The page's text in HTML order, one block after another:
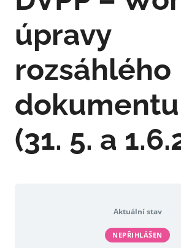
úpravy
rozsáhlého
dokumentu
(31. 5. a
Aktuální stav
NEPŘIHLÁŠEN